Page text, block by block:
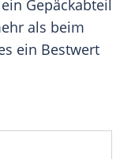
Gepäckabteil
als beim
ein Bestwert